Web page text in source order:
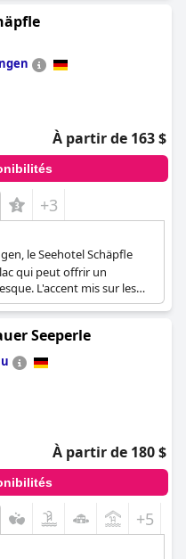
À partir de 163 $
+3
le Seehotel Schäpfle
qui peut offrir un
L'accent mis sur les
pourrait attirer les
relaxante.
Seeperle
À partir de 180 $
+5